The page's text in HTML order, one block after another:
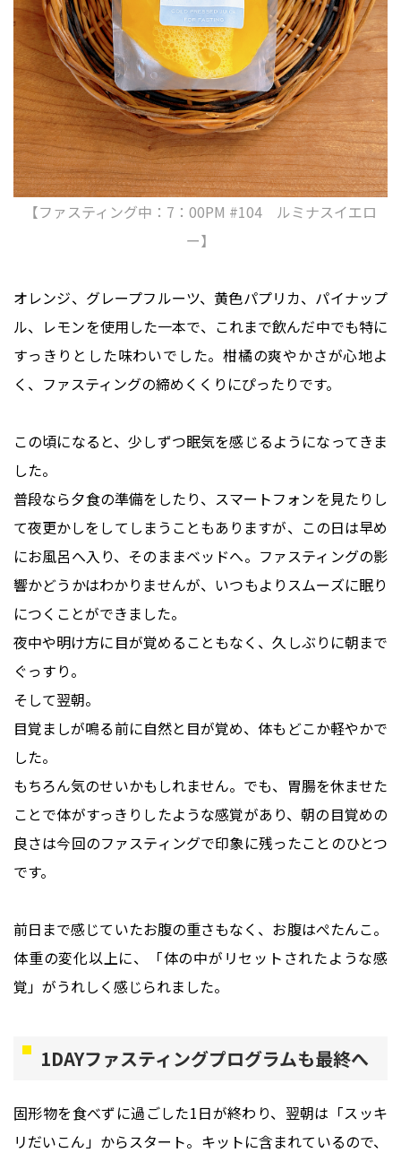
【ファスティング中：7：00PM #104 ルミナスイエロ
ー】
オレンジ、グレープフルーツ、黄色パプリカ、パイナップ
ル、レモンを使用した一本で、これまで飲んだ中でも特に
すっきりとした味わいでした。柑橘の爽やかさが心地よ
く、ファスティングの締めくくりにぴったりです。
この頃になると、少しずつ眠気を感じるようになってきま
した。
普段なら夕食の準備をしたり、スマートフォンを見たりし
て夜更かしをしてしまうこともありますが、この日は早め
にお風呂へ入り、そのままベッドへ。ファスティングの影
響かどうかはわかりませんが、いつもよりスムーズに眠り
につくことができました。
夜中や明け方に目が覚めることもなく、久しぶりに朝まで
ぐっすり。
そして翌朝。
目覚ましが鳴る前に自然と目が覚め、体もどこか軽やかで
した。
もちろん気のせいかもしれません。でも、胃腸を休ませた
ことで体がすっきりしたような感覚があり、朝の目覚めの
良さは今回のファスティングで印象に残ったことのひとつ
です。
前日まで感じていたお腹の重さもなく、お腹はぺたんこ。
体重の変化以上に、「体の中がリセットされたような感
覚」がうれしく感じられました。
1DAYファスティングプログラムも最終へ
固形物を食べずに過ごした1日が終わり、翌朝は「スッキ
リだいこん」からスタート。キットに含まれているので、